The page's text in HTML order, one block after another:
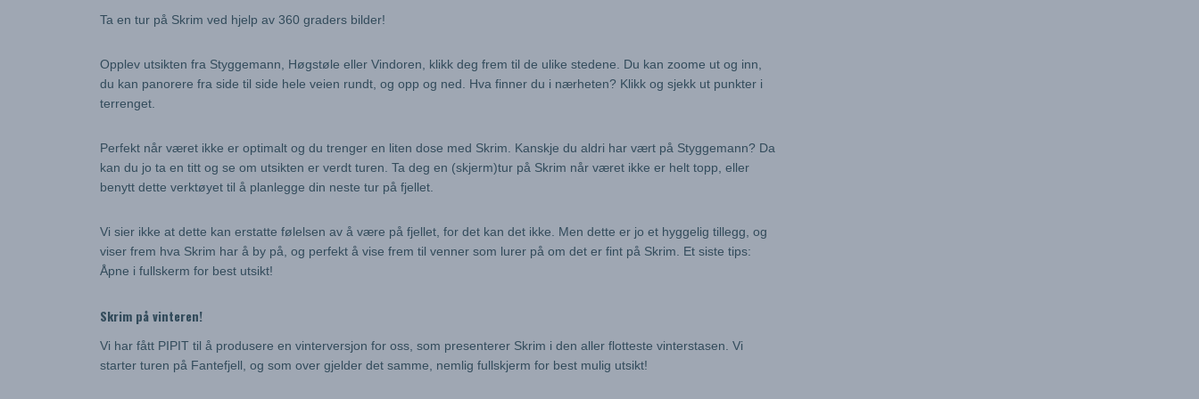
Ta en tur på Skrim ved hjelp av 360 graders bilder!
Opplev utsikten fra Styggemann, Høgstøle eller Vindoren, klikk deg frem til de ulike stedene. Du kan zoome ut og inn,
du kan panorere fra side til side hele veien rundt, og opp og ned. Hva finner du i nærheten? Klikk og sjekk ut punkter i
terrenget.
Perfekt når været ikke er optimalt og du trenger en liten dose med Skrim. Kanskje du aldri har vært på Styggemann? Da
kan du jo ta en titt og se om utsikten er verdt turen. Ta deg en (skjerm)tur på Skrim når været ikke er helt topp, eller
benytt dette verktøyet til å planlegge din neste tur på fjellet.
Vi sier ikke at dette kan erstatte følelsen av å være på fjellet, for det kan det ikke. Men dette er jo et hyggelig tillegg, og
viser frem hva Skrim har å by på, og perfekt å vise frem til venner som lurer på om det er fint på Skrim. Et siste tips:
Åpne i fullskerm for best utsikt!
Skrim på vinteren!
Vi har fått PIPIT til å produsere en vinterversjon for oss, som presenterer Skrim i den aller flotteste vinterstasen. Vi
starter turen på Fantefjell, og som over gjelder det samme, nemlig fullskjerm for best mulig utsikt!